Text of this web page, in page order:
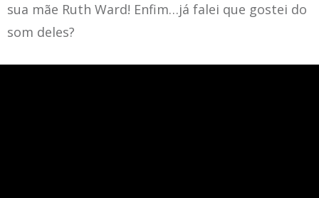
sua mãe Ruth Ward! Enfim…já falei que gostei do
som deles?